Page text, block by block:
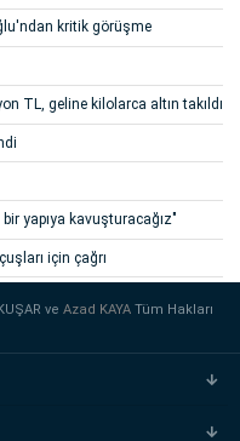
kritik görüşme
TL, geline kilolarca altın takıldı
yapıya kavuşturacağız"
için çağrı
veAzad KAYATüm Hakları